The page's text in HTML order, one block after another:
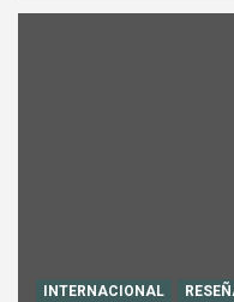
INTERNACIONAL